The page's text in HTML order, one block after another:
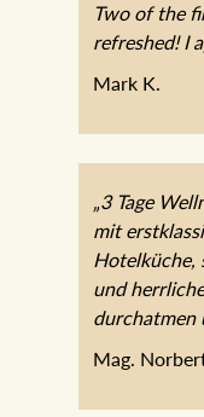
Two of the
refreshed! I
Mark K.
„3 Tage
mit
Hotelküche,
und
durchatmen
Mag.